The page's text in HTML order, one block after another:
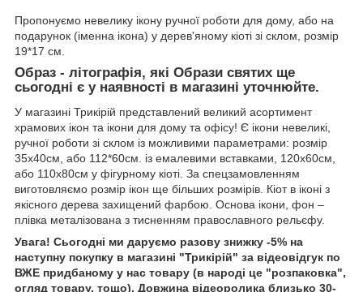
Пропонуємо невелику ікону ручної роботи для дому, або на
подарунок (іменна ікона) у дерев'яному кіоті зі склом, розмір
19*17 см.
Образ - літографія, які Образи святих ще
сьогодні є у наявності в магазині уточнюйте.
У магазині Трикірій представлений великий асортимент
храмових ікон та ікони для дому та офісу! Є ікони невеликі,
ручної роботи зі склом із можливими параметрами: розмір
35х40см, або 112*60см. із емалевими вставками, 120х60см,
або 110х80см у фігурному кіоті. За спецзамовленням
виготовляємо розмір ікон ще більших розмірів. Кіот в іконі з
якісного дерева захищений фарбою. Основа ікони, фон –
плівка металізована з тисненням православного рельєфу.
Увага! Сьогодні ми даруємо разову знижку -5% на
наступну покупку в магазині "Трикірій" за відеовідгук по
ВЖЕ придбаному у нас товару (в народі це "розпаковка",
огляд товару, тощо). Довжина відеоролика близько 30-